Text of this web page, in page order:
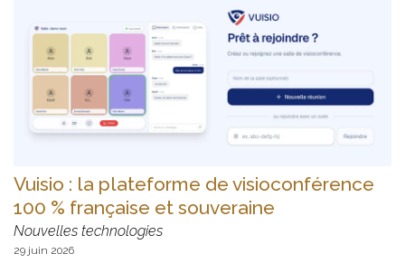
Vuisio : la plateforme de visioconférence
100 % française et souveraine
Nouvelles technologies
29 juin 2026